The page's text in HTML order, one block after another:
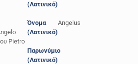
Pietro
(Λατινικό)
Όνομα
(Λατινικό)
Angelus
Παρωνύμιο
(Λατινικό)
-